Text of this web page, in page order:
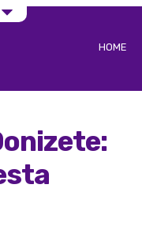
HOME